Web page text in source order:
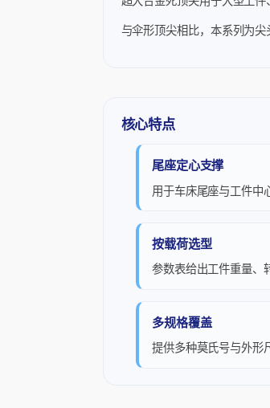
与伞形顶尖相比，本系列为尖
核心特点
尾座定心支撑
用于车床尾座与工件中
按载荷选型
参数表给出工件重量、
多规格覆盖
提供多种莫氏号与外形